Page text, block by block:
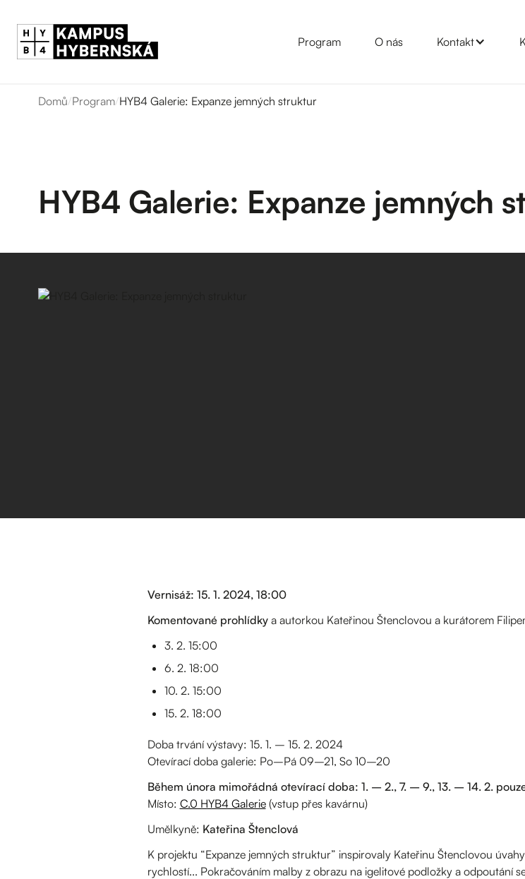
Program O nás Kontakt
Domů/Program/HYB4 Galerie: Expanze jemných struktur
HYB4 Galerie: Expanze jemných
Vernisáž: 15. 1. 2024, 18:00
Komentované prohlídkya autorkou Kateřinou Štenclovou a kurátorem
3. 2. 15:00
6. 2. 18:00
10. 2. 15:00
15. 2. 18:00
Doba trvání výstavy: 15. 1. – 15. 2. 2024
Otevírací doba galerie: Po–Pá 09–21, So 10–20
Během února mimořádná otevírací doba: 1. – 2., 7. – 9., 13. – 14. 2.
Místo: C.0 HYB4 Galerie(vstup přes kavárnu)
Umělkyně: Kateřina Štenclová
K projektu “Expanze jemných struktur” inspirovaly Kateřinu Štenclovou
rychlostí... Pokračováním malby z obrazu na igelitové podložky a odpoutání